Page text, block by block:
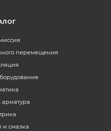
перемещения
и смазка